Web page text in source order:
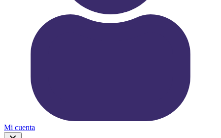
Mi cuenta